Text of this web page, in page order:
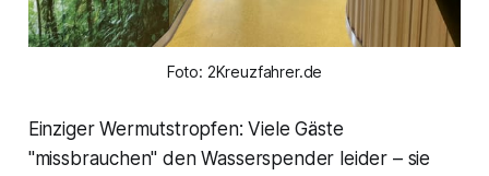
Foto: 2Kreuzfahrer.de
Einziger Wermutstropfen: Viele Gäste
"missbrauchen" den Wasserspender leider – sie